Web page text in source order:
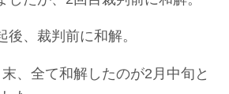
後、裁判前に和解。
、全て和解したのが2月中旬と